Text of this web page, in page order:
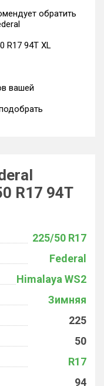
обратить
R17 94T XL
вашей
R17 94T
225/50 R17
Federal
Himalaya WS2
Зимняя
225
50
R17
94